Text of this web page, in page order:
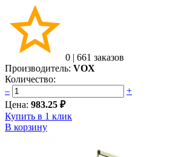
0 | 661 заказов
Производитель: VOX
Количество:
–
+
Цена: 983.25 ₽
Купить в 1 клик
В корзину